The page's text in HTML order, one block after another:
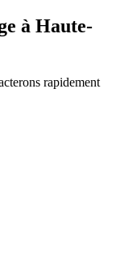
à Haute-
rapidement